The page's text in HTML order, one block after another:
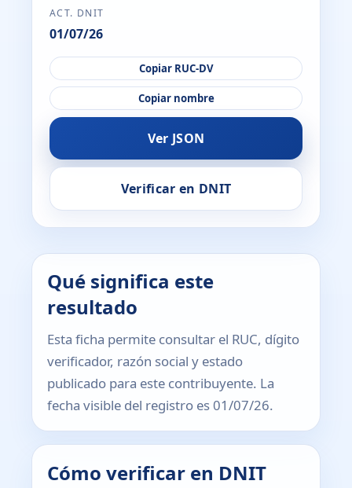
ACT. DNIT
01/07/26
Copiar RUC-DV
Copiar nombre
Ver JSON
Verificar en DNIT
Qué significa este
resultado
Esta ficha permite consultar el RUC, dígito
verificador, razón social y estado
publicado para este contribuyente. La
fecha visible del registro es 01/07/26.
Cómo verificar en DNIT